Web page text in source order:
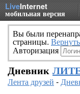
LiveInternet
мобильная версия
Вы были
страницы.
Авторизация
Дневник
Лента друзей -